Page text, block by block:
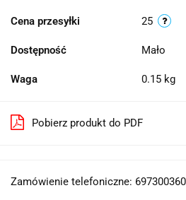
Cena przesyłki 25
Dostępność Mało
Waga 0.15 kg
Pobierz produkt do PDF
Zamówienie telefoniczne: 697300360